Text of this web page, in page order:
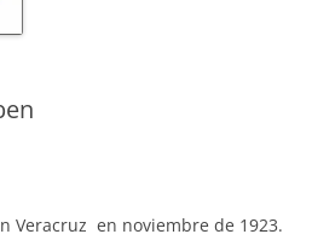
Veracruz en noviembre de 1923.